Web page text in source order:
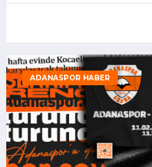
ADANASPOR HABER